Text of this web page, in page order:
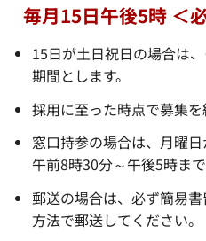
毎月15日午後5時 ＜
15日が土日祝日の場合は
期間とします。
採用に至った時点で募集を
窓口持参の場合は、月曜
午前8時30分～午後5時ま
郵送の場合は、必ず簡易
方法で郵送してください。